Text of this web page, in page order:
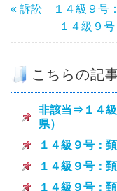
« 訴訟 １４級９号
１４級９
こちらの記
非該当⇒１４
県）
１４級９号：
１４級９号：
１４級９号：